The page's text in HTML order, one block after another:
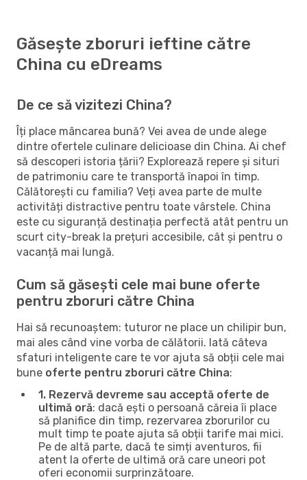
Găsește zboruri ieftine către
China cu eDreams
De ce să vizitezi China?
Îți place mâncarea bună? Vei avea de unde alege
dintre ofertele culinare delicioase din China. Ai chef
să descoperi istoria țării? Explorează repere și situri
de patrimoniu care te transportă înapoi în timp.
Călătorești cu familia? Veți avea parte de multe
activități distractive pentru toate vârstele. China
este cu siguranță destinația perfectă atât pentru un
scurt city-break la prețuri accesibile, cât și pentru o
vacanță mai lungă.
Cum să găsești cele mai bune oferte
pentru zboruri către China
Hai să recunoaștem: tuturor ne place un chilipir bun,
mai ales când vine vorba de călătorii. Iată câteva
sfaturi inteligente care te vor ajuta să obții cele mai
bune oferte pentru zboruri către China:
1. Rezervă devreme sau acceptă oferte de
ultimă oră: dacă ești o persoană căreia îi place
să planifice din timp, rezervarea zborurilor cu
mult timp te poate ajuta să obții tarife mai mici.
Pe de altă parte, dacă te simți aventuros, fii
atent la oferte de ultimă oră care uneori pot
oferi economii surprinzătoare.